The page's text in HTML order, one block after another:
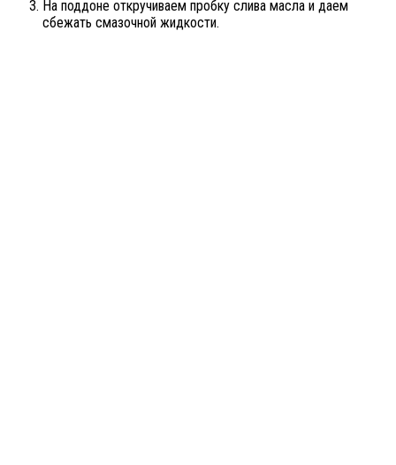
На поддоне откручиваем пробку слива масла и даем
сбежать смазочной жидкости.